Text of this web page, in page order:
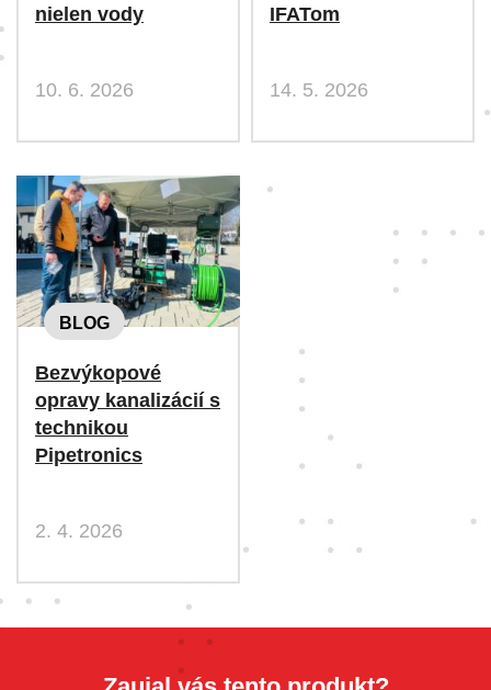
nielen vody
10. 6. 2026
IFATom
14. 5. 2026
BLOG
Bezvýkopové
opravy kanalizácií s
technikou
Pipetronics
2. 4. 2026